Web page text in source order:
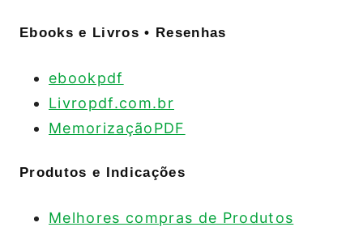
Ebooks e Livros • Resenhas
ebookpdf
Livropdf.com.br
MemorizaçãoPDF
Produtos e Indicações
Melhores compras de Produtos